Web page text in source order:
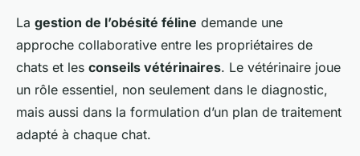
La gestion de l’obésité féline demande une
approche collaborative entre les propriétaires de
chats et les conseils vétérinaires. Le vétérinaire joue
un rôle essentiel, non seulement dans le diagnostic,
mais aussi dans la formulation d’un plan de traitement
adapté à chaque chat.